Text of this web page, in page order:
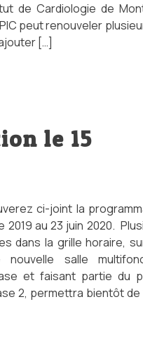
de Cardiologie de
peut renouveler
[…]
le 15
ci-joint la
au 23 juin 2020.
dans la grille horaire,
nouvelle salle
et faisant partie du
2, permettra bientôt de